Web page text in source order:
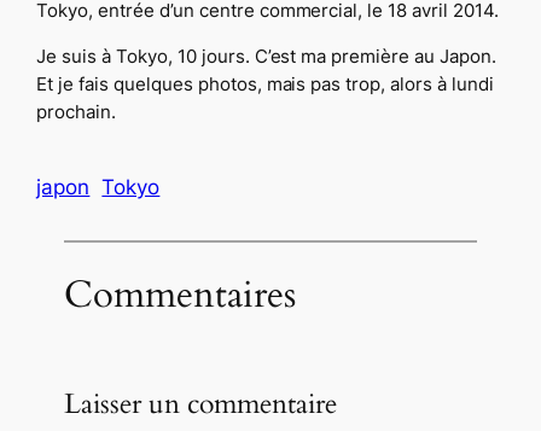
Tokyo, entrée d’un centre commercial, le 18 avril 2014.
Je suis à Tokyo, 10 jours. C’est ma première au Japon.
Et je fais quelques photos, mais pas trop, alors à lundi
prochain.
japon Tokyo
Commentaires
Laisser un commentaire